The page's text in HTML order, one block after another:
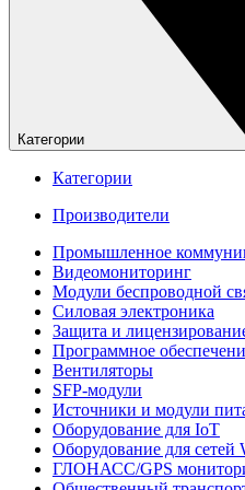
Категории
Категории
Производители
Промышленное
Видеомониторинг
Модули беспроводной
Силовая электроника
Защита и
Программное
Вентиляторы
SFP-модули
Источники и модули
Оборудование для IoT
Оборудование для сетей
ГЛОНАСС/GPS